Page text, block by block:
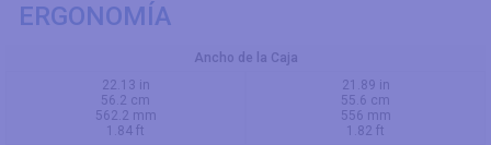
ERGONOMÍA
Ancho de la Caja
22.13 in
56.2 cm
562.2 mm
1.84 ft
21.89 in
55.6 cm
556 mm
1.82 ft